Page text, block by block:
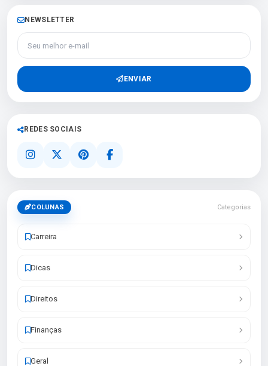
NEWSLETTER
Seu melhor e-mail
ENVIAR
REDES SOCIAIS
COLUNAS Categorias
Carreira
Dicas
Direitos
Finanças
Geral